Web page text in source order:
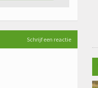
Schrijf een reactie